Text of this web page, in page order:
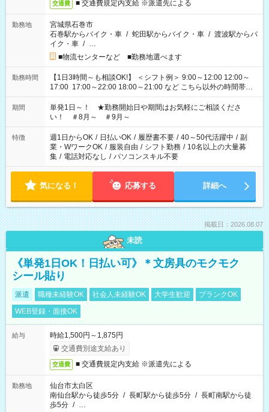
交通費 ■ 交通費規定内支給 ※派遣先による
勤務地
宮城県石巻市
石巻駅からバイク・車 / 蛇田駅からバイク・車 / 渡波駅からバ
イク・車 / …
■物流センターなど ■勤務地選べます
勤務時間
【1日3時間～も相談OK!】 ＜シフト例＞ 9:00～12:00 12:00～
17:00 17:00～22:00 18:00～21:00 など こちら以外の時間帯も
お気軽にご相談ください！
期間
単発1日～！ ★勤務開始日や期間はお気軽にご相談くださ
い！ ＃8月～ ＃9月～
特徴 週1日からOK / 日払いOK / 履歴書不要 / 40～50代活躍中 / 副
業・WワークOK / 服装自由 / シフト勤務 / 10名以上の大量募
集 / 電話対応なし / パソコンスキル不要
気になる！ 応募する 詳細へ
掲載日：2026.08.07
未読
《単発1日OK！日払い可》＊文房具のモクモク
シール貼り
派遣 職種未経験OK 社会人未経験OK 大学生歓迎
ブランクOK
WEB登録・面接OK
給与
時給1,500円～1,875円
交通費別途支給あり
交通費 ■ 交通費規定内支給 ※派遣先による
勤務地
仙台市太白区
南仙台駅から徒歩5分 / 長町駅から徒歩5分 / 長町南駅から徒
歩5分 / …